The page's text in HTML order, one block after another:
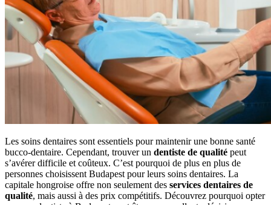
Les soins dentaires sont essentiels pour maintenir une bonne santé
bucco-dentaire. Cependant, trouver un dentiste de qualité peut
s’avérer difficile et coûteux. C’est pourquoi de plus en plus de
personnes choisissent Budapest pour leurs soins dentaires. La
capitale hongroise offre non seulement des services dentaires de
qualité, mais aussi à des prix compétitifs. Découvrez pourquoi opter